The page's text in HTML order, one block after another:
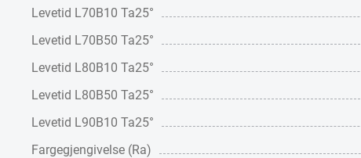
Levetid L70B10 Ta25°
Levetid L70B50 Ta25°
Levetid L80B10 Ta25°
Levetid L80B50 Ta25°
Levetid L90B10 Ta25°
Fargegjengivelse (Ra)